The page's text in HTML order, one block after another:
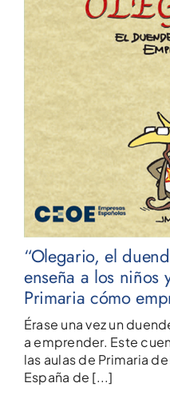
“Olegario, el
enseña a los niños
Primaria cómo
Érase una vez un
a emprender. Este
las aulas de Primaria
España de [...]